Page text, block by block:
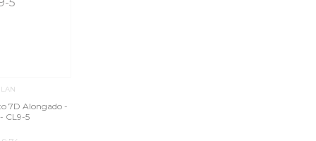
7D Alongado -
CL9-5